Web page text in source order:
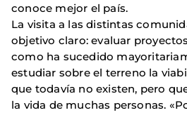
conoce mejor el país.
La visita a las distintas
objetivo claro: evaluar
como ha sucedido
estudiar sobre el terreno la
que todavía no existen, pero
la vida de muchas personas.